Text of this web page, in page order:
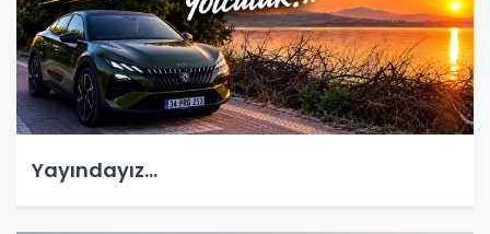
Yayındayız...